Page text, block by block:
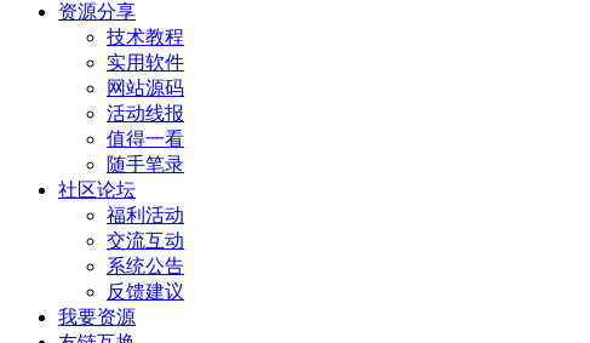
资源分享
技术教程
实用软件
网站源码
活动线报
值得一看
随手笔录
社区论坛
福利活动
交流互动
系统公告
反馈建议
我要资源